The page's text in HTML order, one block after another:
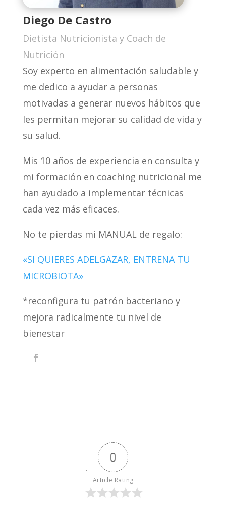
Diego De Castro
Dietista Nutricionista y Coach de
Nutrición
Soy experto en alimentación saludable y
me dedico a ayudar a personas
motivadas a generar nuevos hábitos que
les permitan mejorar su calidad de vida y
su salud.
Mis 10 años de experiencia en consulta y
mi formación en coaching nutricional me
han ayudado a implementar técnicas
cada vez más eficaces.
No te pierdas mi MANUAL de regalo:
«SI QUIERES ADELGAZAR, ENTRENA TU
MICROBIOTA»
*reconfigura tu patrón bacteriano y
mejora radicalmente tu nivel de
bienestar
0
Article Rating